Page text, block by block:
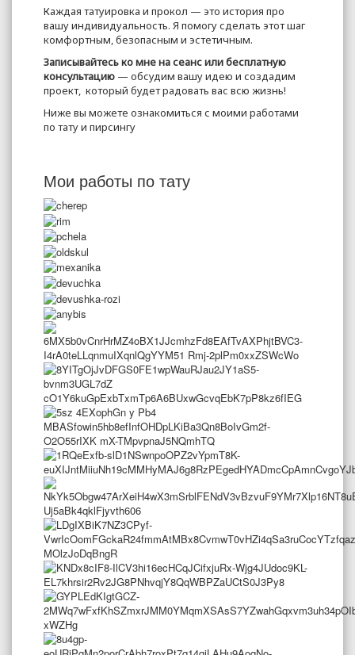
Каждая татуировка и прокол — это история про
вашу индивидуальность. Я помогу сделать этот шаг
комфортным, безопасным и эстетичным.
Записывайтесь ко мне на сеанс или бесплатную
консультацию — обсудим вашу идею и создадим
проект, который будет радовать вас всю жизнь!
Ниже вы можете ознакомиться с моими работами
по тату и пирсингу
Мои работы по тату